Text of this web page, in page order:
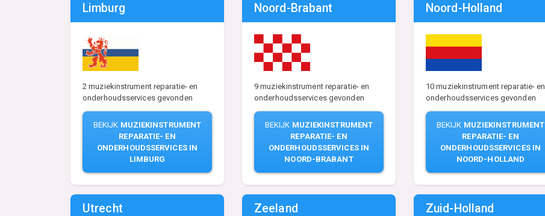
Limburg
2 muziekinstrument reparatie- en
onderhoudsservices gevonden
BEKIJK MUZIEKINSTRUMENT
REPARATIE- EN
ONDERHOUDSSERVICES IN
LIMBURG
Noord-Brabant
9 muziekinstrument reparatie- en
onderhoudsservices gevonden
BEKIJK MUZIEKINSTRUMENT
REPARATIE- EN
ONDERHOUDSSERVICES IN
NOORD-BRABANT
Noord-Holland
10 muziekinstrument reparatie- en
onderhoudsservices gevonden
BEKIJK MUZIEKINSTRUMENT
REPARATIE- EN
ONDERHOUDSSERVICES IN
NOORD-HOLLAND
Utrecht Zeeland Zuid-Holland